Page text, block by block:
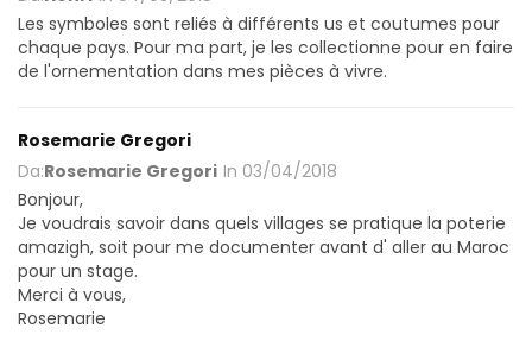
Les symboles sont reliés à différents us et coutumes pour
chaque pays. Pour ma part, je les collectionne pour en faire
de l'ornementation dans mes pièces à vivre.
Rosemarie Gregori
Da:Rosemarie Gregori In 03/04/2018
Bonjour,
Je voudrais savoir dans quels villages se pratique la poterie
amazigh, soit pour me documenter avant d' aller au Maroc
pour un stage.
Merci à vous,
Rosemarie